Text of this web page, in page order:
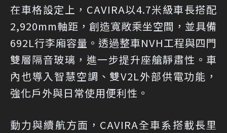
在車格設定上，CAVIRA以4.7米級車長搭配
2,920mm軸距，創造寬敞乘坐空間，並具備
692L行李廂容量。透過整車NVH工程與四門
雙層隔音玻璃，進一步提升座艙靜肅性。車
內也導入智慧空調、雙V2L外部供電功能，
強化戶外與日常使用便利性。
動力與續航方面，CAVIRA全車系搭載長里